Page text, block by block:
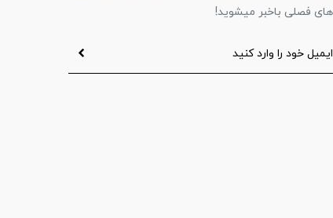
های فصلی باخبر میشوید!